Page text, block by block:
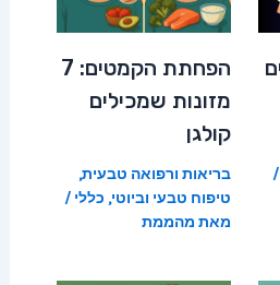
הפחתת הקמטים: 7
מזונות שמכילים
קולגן
בריאות ורפואה טבעית,
טיפוח טבעי וביוטי, כללי /
מאת מהממת